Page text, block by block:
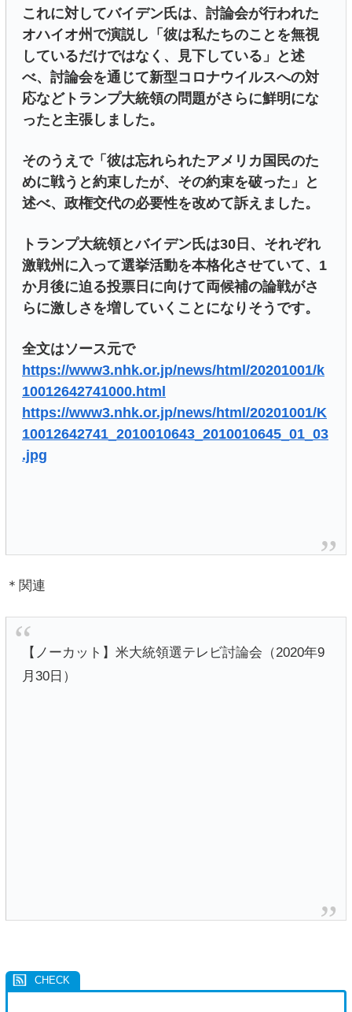
これに対してバイデン氏は、討論会が行われた
オハイオ州で演説し「彼は私たちのことを無視
しているだけではなく、見下している」と述
べ、討論会を通じて新型コロナウイルスへの対
応などトランプ大統領の問題がさらに鮮明にな
ったと主張しました。
そのうえで「彼は忘れられたアメリカ国民のた
めに戦うと約束したが、その約束を破った」と
述べ、政権交代の必要性を改めて訴えました。
トランプ大統領とバイデン氏は30日、それぞれ
激戦州に入って選挙活動を本格化させていて、1
か月後に迫る投票日に向けて両候補の論戦がさ
らに激しさを増していくことになりそうです。
全文はソース元で
https://www3.nhk.or.jp/news/html/20201001/k
10012642741000.html
https://www3.nhk.or.jp/news/html/20201001/K
10012642741_2010010643_2010010645_01_03
.jpg
＊関連
【ノーカット】米大統領選テレビ討論会（2020年9
月30日）